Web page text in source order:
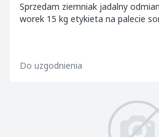
Sprzedam ziemniak jadalny
worek 15 kg etykieta na palecie
Do uzgodnienia